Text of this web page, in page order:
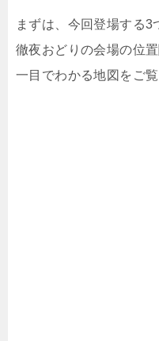
まずは、今回登場する3
徹夜おどりの会場の位
一目でわかる地図をご覧